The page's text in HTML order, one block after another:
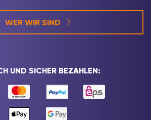
WER WIR SIND
UND SICHER BEZAHLEN: